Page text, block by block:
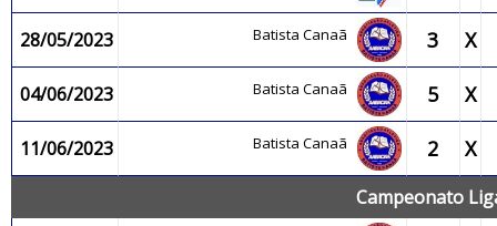
28/05/2023 Batista Canaã 3 X
04/06/2023 Batista Canaã 5 X
11/06/2023 Batista Canaã 2 X
Campeonato